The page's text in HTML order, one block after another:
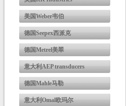
美国Weber韦伯
德国Seepex西派克
德国Metrel美翠
意大利AEP transducers
德国Mahle马勒
意大利Omal欧玛尔